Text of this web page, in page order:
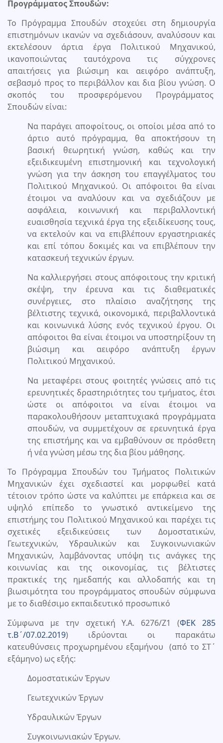
Προγράμματος Σπουδών:
Το Πρόγραμμα Σπουδών στοχεύει στη δημιουργία
επιστημόνων ικανών να σχεδιάσουν, αναλύσουν και
εκτελέσουν άρτια έργα Πολιτικού Μηχανικού,
ικανοποιώντας ταυτόχρονα τις σύγχρονες
απαιτήσεις για βιώσιμη και αειφόρο ανάπτυξη,
σεβασμό προς το περιβάλλον και δια βίου γνώση. Ο
σκοπός του προσφερόμενου Προγράμματος
Σπουδών είναι:
Να παράγει αποφοίτους, οι οποίοι μέσα από το
άρτιο αυτό πρόγραμμα, θα αποκτήσουν τη
βασική θεωρητική γνώση, καθώς και την
εξειδικευμένη επιστημονική και τεχνολογική
γνώση για την άσκηση του επαγγέλματος του
Πολιτικού Μηχανικού. Οι απόφοιτοι θα είναι
έτοιμοι να αναλύουν και να σχεδιάζουν με
ασφάλεια, κοινωνική και περιβαλλοντική
ευαισθησία τεχνικά έργα της εξειδίκευσης τους,
να εκτελούν και να επιβλέπουν εργαστηριακές
και επί τόπου δοκιμές και να επιβλέπουν την
κατασκευή τεχνικών έργων.
Να καλλιεργήσει στους απόφοιτους την κριτική
σκέψη, την έρευνα και τις διαθεματικές
συνέργειες, στο πλαίσιο αναζήτησης της
βέλτιστης τεχνικά, οικονομικά, περιβαλλοντικά
και κοινωνικά λύσης ενός τεχνικού έργου. Οι
απόφοιτοι θα είναι έτοιμοι να υποστηρίξουν τη
βιώσιμη και αειφόρο ανάπτυξη έργων
Πολιτικού Μηχανικού.
Να μεταφέρει στους φοιτητές γνώσεις από τις
ερευνητικές δραστηριότητες του τμήματος, έτσι
ώστε οι απόφοιτοι να είναι έτοιμοι να
παρακολουθήσουν μεταπτυχιακά προγράμματα
σπουδών, να συμμετέχουν σε ερευνητικά έργα
της επιστήμης και να εμβαθύνουν σε πρόσθετη
ή νέα γνώση μέσω της δια βίου μάθησης.
Το Πρόγραμμα Σπουδών του Τμήματος Πολιτικών
Μηχανικών έχει σχεδιαστεί και μορφωθεί κατά
τέτοιον τρόπο ώστε να καλύπτει με επάρκεια και σε
υψηλό επίπεδο το γνωστικό αντικείμενο της
επιστήμης του Πολιτικού Μηχανικού και παρέχει τις
σχετικές εξειδικεύσεις των Δομοστατικών,
Γεωτεχνικών, Υδραυλικών και Συγκοινωνιακών
Μηχανικών, λαμβάνοντας υπόψη τις ανάγκες της
κοινωνίας και της οικονομίας, τις βέλτιστες
πρακτικές της ημεδαπής και αλλοδαπής και τη
βιωσιμότητα του προγράμματος σπουδών σύμφωνα
με το διαθέσιμο εκπαιδευτικό προσωπικό
Σύμφωνα με την σχετική Υ.Α. 6276/Ζ1 (ΦΕΚ 285
τ.Β΄/07.02.2019) ιδρύονται οι παρακάτω
κατευθύνσεις προχωρημένου εξαμήνου (από το ΣΤ΄
εξάμηνο) ως εξής:
Δομοστατικών Έργων
Γεωτεχνικών Έργων
Υδραυλικών Έργων
Συγκοινωνιακών Έργων.